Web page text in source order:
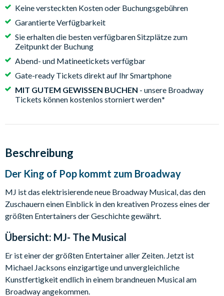
Maske tragen, außer beim Essen oder Trinken an
ausgewiesenen Orten. Gästen, die sich nicht an die
Richtlinien halten, wird der Zutritt verweigert oder sie
werden aufgefordert, das Theater zu verlassen.
Keine versteckten Kosten oder Buchungsgebühren
Garantierte Verfügbarkeit
Sie erhalten die besten verfügbaren Sitzplätze zum
Zeitpunkt der Buchung
Abend- und Matineetickets verfügbar
Gate-ready Tickets direkt auf Ihr Smartphone
MIT GUTEM GEWISSEN BUCHEN - unsere Broadway
Tickets können kostenlos storniert werden*
Beschreibung
Der King of Pop kommt zum Broadway
MJ ist das elektrisierende neue Broadway Musical, das den
Zuschauern einen Einblick in den kreativen Prozess eines der
größten Entertainers der Geschichte gewährt.
Übersicht: MJ- The Musical
Er ist einer der größten Entertainer aller Zeiten. Jetzt ist
Michael Jacksons einzigartige und unvergleichliche
Kunstfertigkeit endlich in einem brandneuen Musical am
Broadway angekommen.